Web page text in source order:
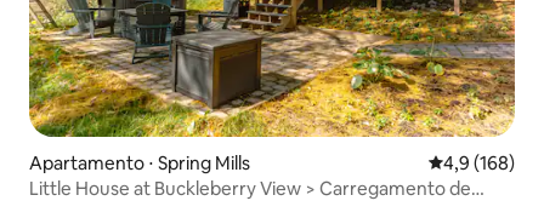
Apartamento ⋅ Spring Mills 4,9 de uma
4,9 (168)
Little House at Buckleberry View > Carregamento de